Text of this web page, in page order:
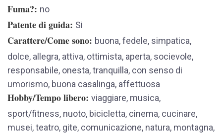
Fuma? no
Patente di guida Si
Carattere/Come sono
buona, fedele, simpatica,
dolce, allegra, attiva, ottimista, aperta, socievole,
responsabile, onesta, tranquilla, con senso di
umorismo, buona casalinga, affettuosa
Hobby/Tempo libero viaggiare, musica,
sport/fitness, nuoto, bicicletta, cinema, cucinare,
musei, teatro, gite, comunicazione, natura, montagna,